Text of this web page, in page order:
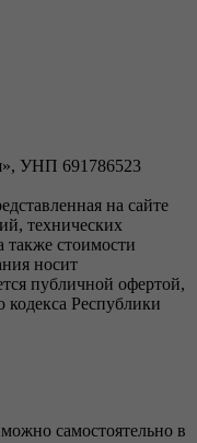
УНП 691786523
на сайте
технических
также стоимости
носит
публичной офертой,
кодекса Республики
самостоятельно в